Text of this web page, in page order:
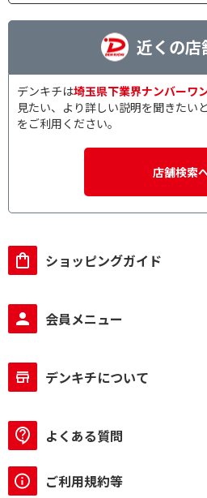
近くの店
デンキチは埼玉県下業界ナンバーワ
見たい、より詳しい説明を聞きたい
をご利用ください。
店舗検索
ショッピングガイド
会員メニュー
デンキチについて
よくある質問
ご利用規約等